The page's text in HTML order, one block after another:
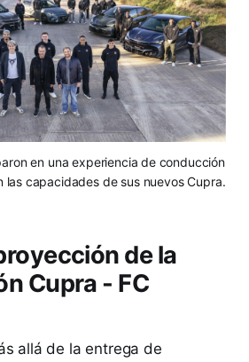
en una experiencia de conducción
las capacidades de sus nuevos Cupra.
de la
Cupra - FC
allá de la entrega de